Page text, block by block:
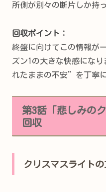
所側が別々の断片しか持
回収ポイント：
終盤に向けてこの情報が
ズン1の大きな快感にな
れたままの不安”を丁寧
第3話「悲しみの
回収
クリスマスライト